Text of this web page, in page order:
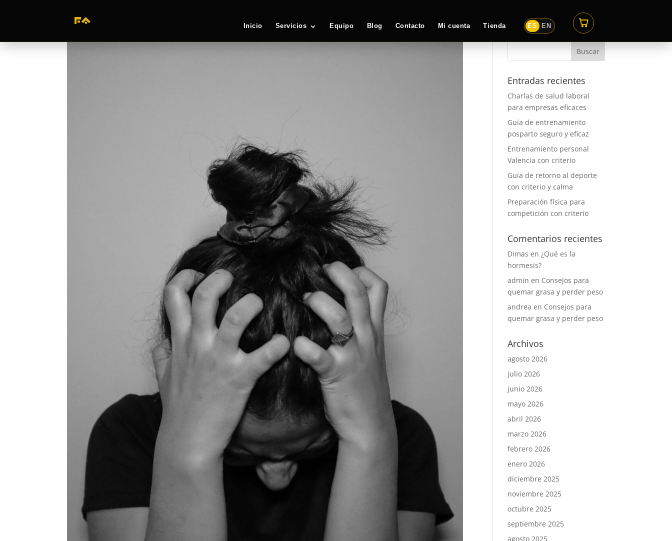
Inicio Servicios Equipo Blog Contacto Mi cuenta Tienda ES EN
Entradas recientes
Charlas de salud laboral
para empresas eficaces
Guía de entrenamiento
posparto seguro y eficaz
Entrenamiento personal
Valencia con criterio
Guía de retorno al deporte
con criterio y calma
Preparación física para
competición con criterio
Comentarios recientes
Dimas en¿Qué es la
hormesis?
admin en Consejos para
quemar grasa y perder peso
andrea en Consejos para
quemar grasa y perder peso
Archivos
agosto 2026
julio 2026
junio 2026
mayo 2026
abril 2026
marzo 2026
febrero 2026
enero 2026
diciembre 2025
noviembre 2025
octubre 2025
septiembre 2025
agosto 2025